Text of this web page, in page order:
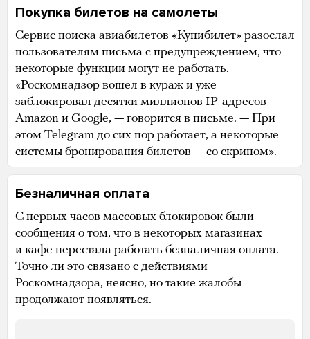
Покупка билетов на самолеты
Сервис поиска авиабилетов «Купибилет» разослал
пользователям письма с предупреждением, что
некоторые функции могут не работать.
«Роскомнадзор вошел в кураж и уже
заблокировал десятки миллионов IP-адресов
Amazon и Google, — говорится в письме. — При
этом Telegram до сих пор работает, а некоторые
системы бронирования билетов — со скрипом».
Безналичная оплата
С первых часов массовых блокировок были
сообщения о том, что в некоторых магазинах
и кафе перестала работать безналичная оплата.
Точно ли это связано с действиями
Роскомнадзора, неясно, но такие жалобы
продолжают появляться.